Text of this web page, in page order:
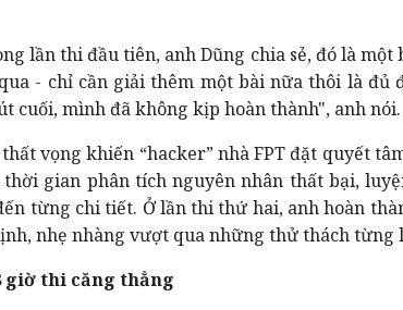
lần thi đầu tiên, anh Dũng chia sẻ, đó là một
- chỉ cần giải thêm một bài nữa thôi là đủ
cuối, mình đã không kịp hoàn thành", anh nói.
vọng khiến “hacker” nhà FPT đặt quyết
gian phân tích nguyên nhân thất bại,
từng chi tiết. Ở lần thi thứ hai, anh hoàn
nhẹ nhàng vượt qua những thử thách từng
thi căng thẳng